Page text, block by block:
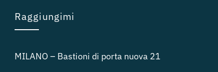
Raggiungimi
MILANO – Bastioni di porta nuova 21